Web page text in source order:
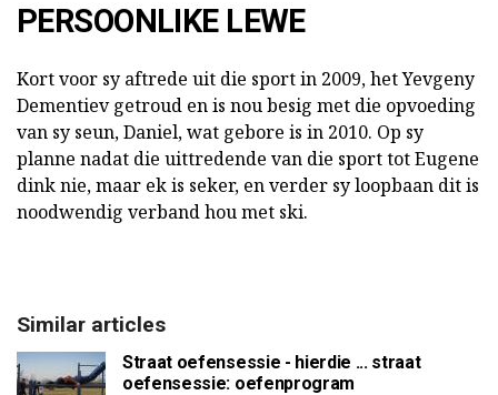
PERSOONLIKE LEWE
Kort voor sy aftrede uit die sport in 2009, het Yevgeny
Dementiev getroud en is nou besig met die opvoeding
van sy seun, Daniel, wat gebore is in 2010. Op sy
planne nadat die uittredende van die sport tot Eugene
dink nie, maar ek is seker, en verder sy loopbaan dit is
noodwendig verband hou met ski.
Similar articles
Straat oefensessie - hierdie ... straat
oefensessie: oefenprogram